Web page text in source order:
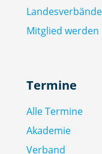
Landesverbände
Mitglied werden
Termine
Alle Termine
Akademie
Verband